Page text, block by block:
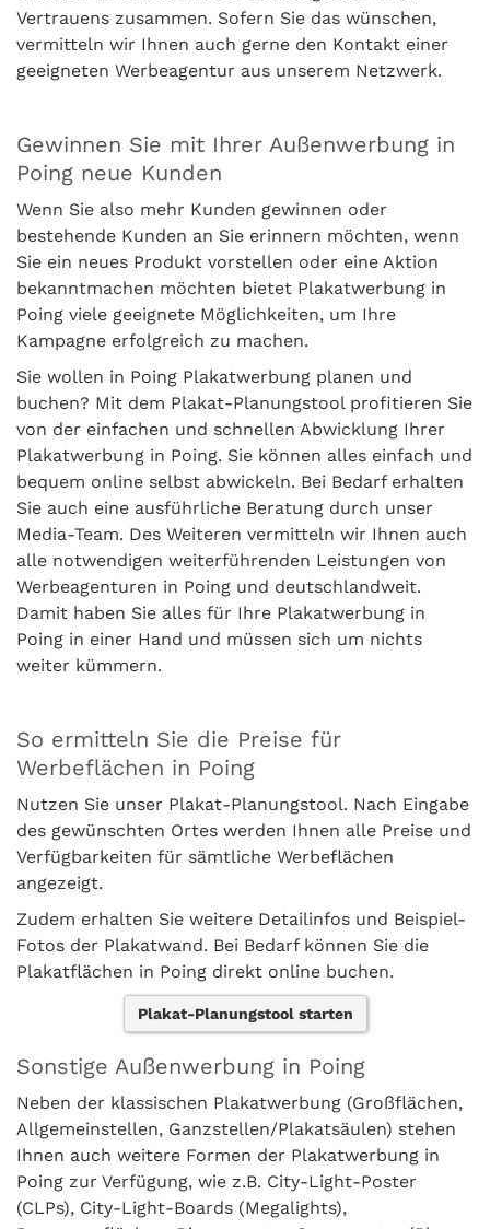
Vertrauens zusammen. Sofern Sie das wünschen,
vermitteln wir Ihnen auch gerne den Kontakt einer
geeigneten Werbeagentur aus unserem Netzwerk.
Gewinnen Sie mit Ihrer Außenwerbung in
Poing neue Kunden
Wenn Sie also mehr Kunden gewinnen oder
bestehende Kunden an Sie erinnern möchten, wenn
Sie ein neues Produkt vorstellen oder eine Aktion
bekanntmachen möchten bietet Plakatwerbung in
Poing viele geeignete Möglichkeiten, um Ihre
Kampagne erfolgreich zu machen.
Sie wollen in Poing Plakatwerbung planen und
buchen? Mit dem Plakat-Planungstool profitieren Sie
von der einfachen und schnellen Abwicklung Ihrer
Plakatwerbung in Poing. Sie können alles einfach und
bequem online selbst abwickeln. Bei Bedarf erhalten
Sie auch eine ausführliche Beratung durch unser
Media-Team. Des Weiteren vermitteln wir Ihnen auch
alle notwendigen weiterführenden Leistungen von
Werbeagenturen in Poing und deutschlandweit.
Damit haben Sie alles für Ihre Plakatwerbung in
Poing in einer Hand und müssen sich um nichts
weiter kümmern.
So ermitteln Sie die Preise für
Werbeflächen in Poing
Nutzen Sie unser Plakat-Planungstool. Nach Eingabe
des gewünschten Ortes werden Ihnen alle Preise und
Verfügbarkeiten für sämtliche Werbeflächen
angezeigt.
Zudem erhalten Sie weitere Detailinfos und Beispiel-
Fotos der Plakatwand. Bei Bedarf können Sie die
Plakatflächen in Poing direkt online buchen.
Plakat-Planungstool starten
Sonstige Außenwerbung in Poing
Neben der klassischen Plakatwerbung (Großflächen,
Allgemeinstellen, Ganzstellen/Plakatsäulen) stehen
Ihnen auch weitere Formen der Plakatwerbung in
Poing zur Verfügung, wie z.B. City-Light-Poster
(CLPs), City-Light-Boards (Megalights),